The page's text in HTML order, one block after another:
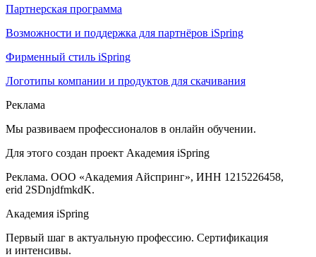
Партнерская программа
Возможности и поддержка для партнёров iSpring
Фирменный стиль iSpring
Логотипы компании и продуктов для скачивания
Реклама
Мы развиваем профессионалов в онлайн обучении.
Для этого создан проект Академия iSpring
Реклама. ООО «Академия Айспринг», ИНН 1215226458,
erid 2SDnjdfmkdK.
Академия iSpring
Первый шаг в актуальную профессию. Сертификация
и интенсивы.